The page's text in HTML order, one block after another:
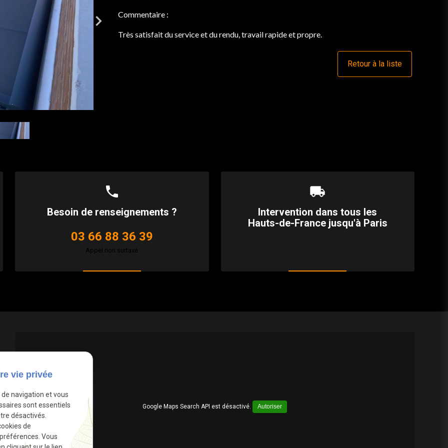
Commentaire :
Très satisfait du service et du rendu, travail rapide et propre.
Retour à la liste
phone
Besoin de renseignements ?
03 66 88 36 39
Appel non surtaxé
local_shipping
Intervention dans tous les
Hauts-de-France jusqu'à Paris
Google Maps Search API est désactivé. Autoriser
vie privée
navigation et vous
sont essentiels
désactivés.
de
Vous